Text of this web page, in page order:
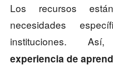
Los recursos
necesidades
instituciones.
experiencia de